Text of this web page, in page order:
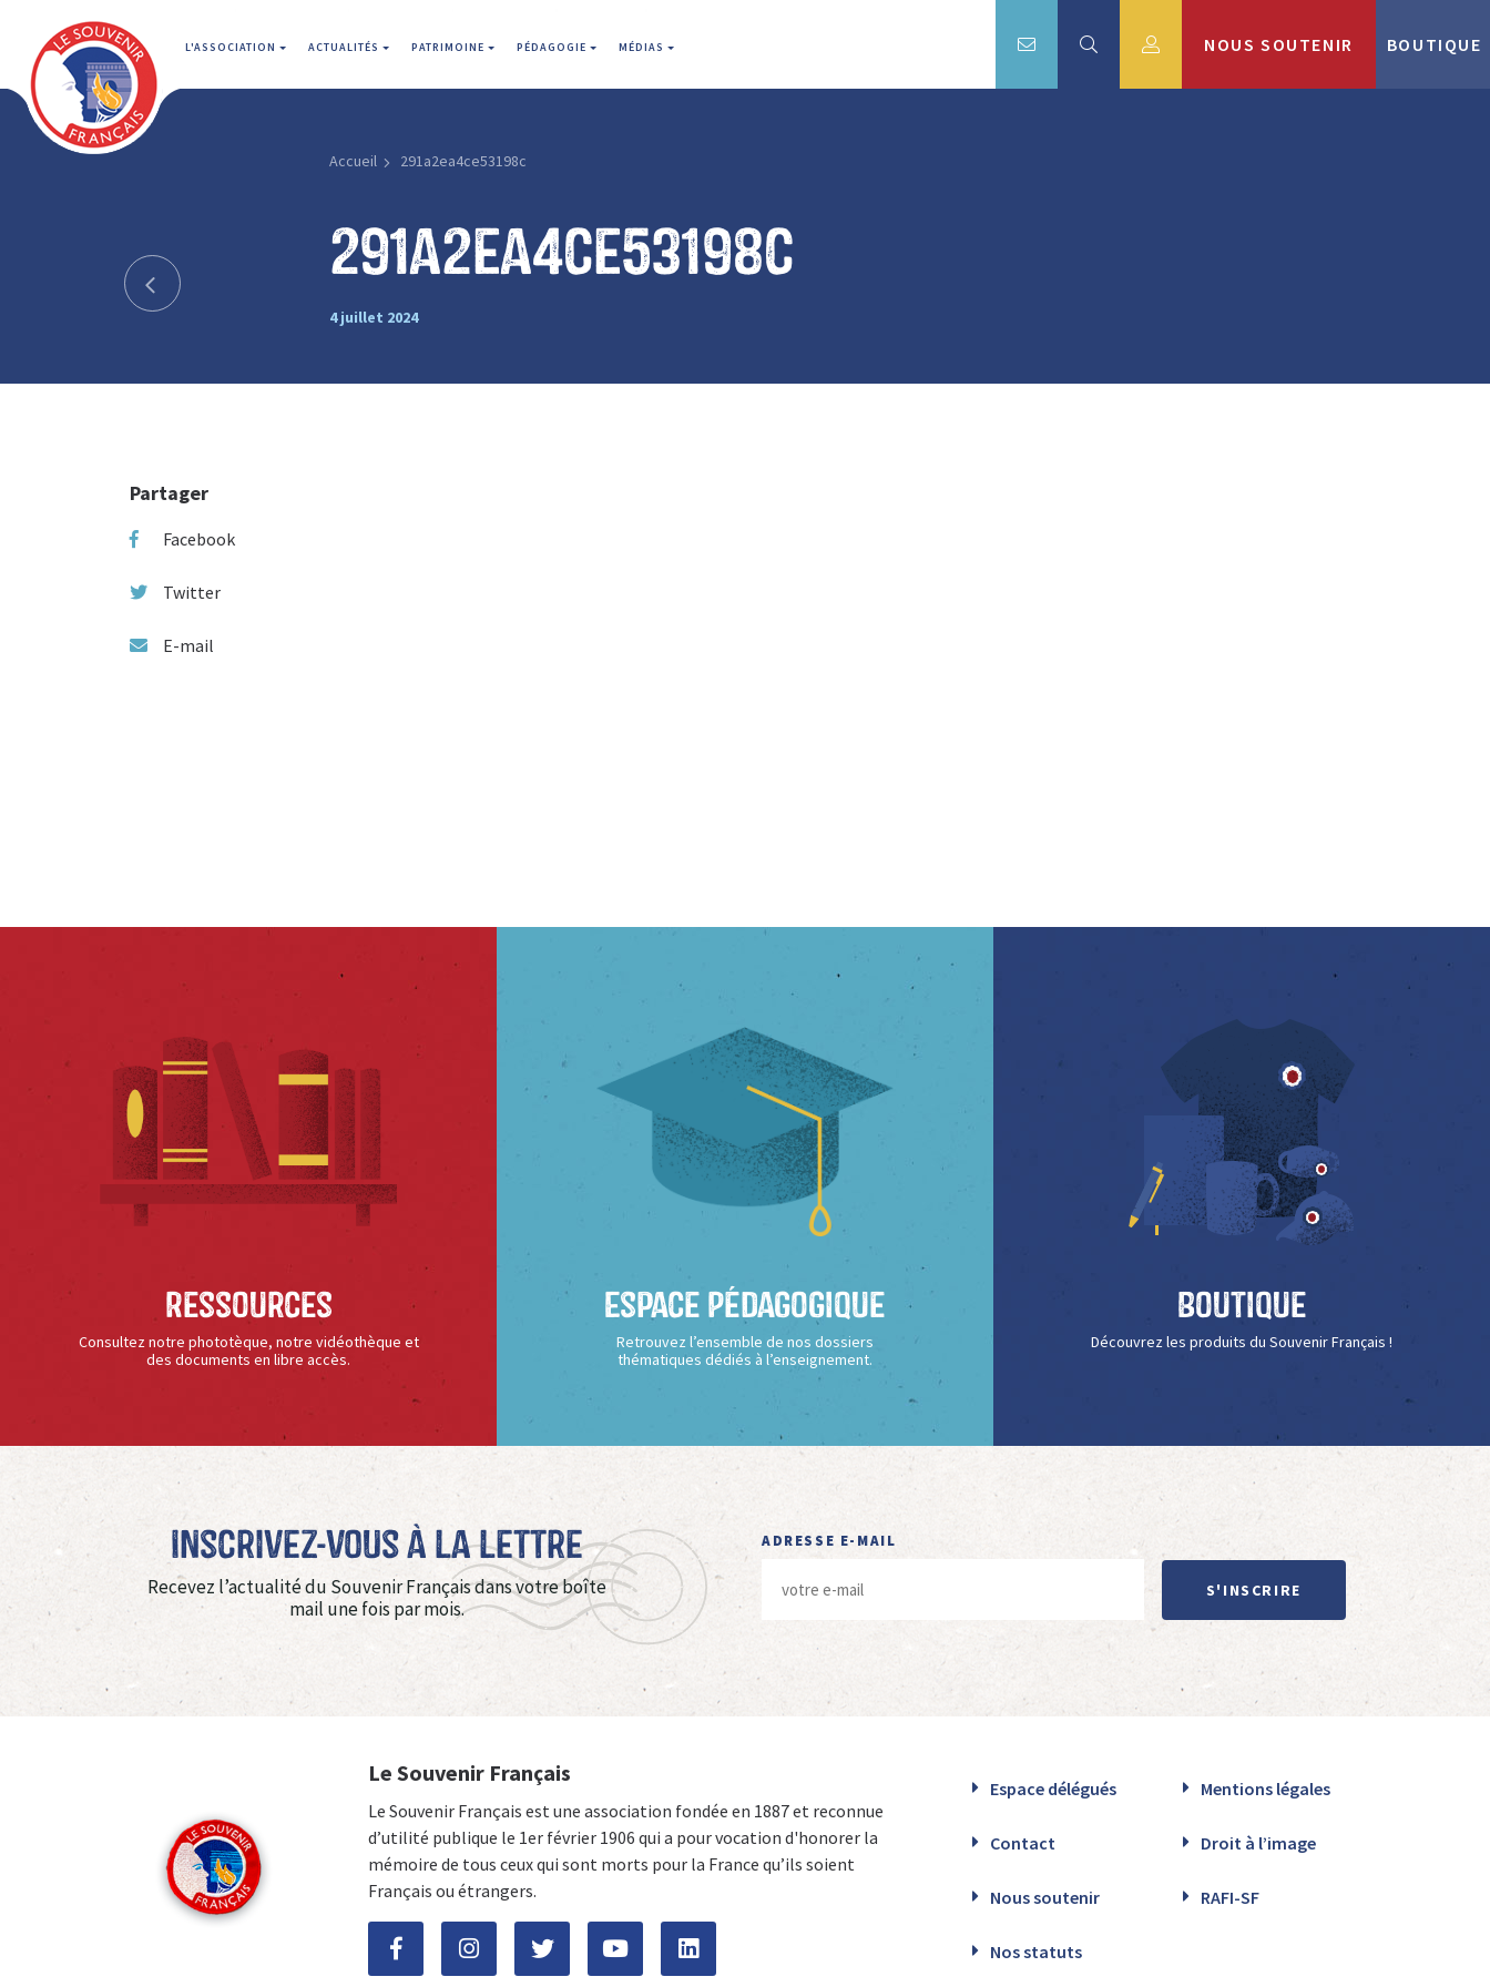
L'ASSOCIATION ACTUALITÉS PATRIMOINE PÉDAGOGIE MÉDIAS NOUS SOUTENIR BOUTIQUE
Accueil 291a2ea4ce53198c
291a2ea4ce53198c
4 juillet 2024
Partager
Facebook
Twitter
E-mail
Ressources
Consultez notre phototèque, notre vidéothèque et
des documents en libre accès.
Espace Pédagogique
Retrouvez l’ensemble de nos dossiers
thématiques dédiés à l’enseignement.
Boutique
Découvrez les produits du Souvenir Français !
Inscrivez-vous à La Lettre
Recevez l’actualité du Souvenir Français dans votre boîte
mail une fois par mois.
ADRESSE E-MAIL
S'INSCRIRE
Le Souvenir Français
Le Souvenir Français est une association fondée en 1887 et reconnue
d’utilité publique le 1er février 1906 qui a pour vocation d'honorer la
mémoire de tous ceux qui sont morts pour la France qu’ils soient
Français ou étrangers.
Espace délégués Mentions légales
Contact Droit à l’image
Nous soutenir RAFI-SF
Nos statuts